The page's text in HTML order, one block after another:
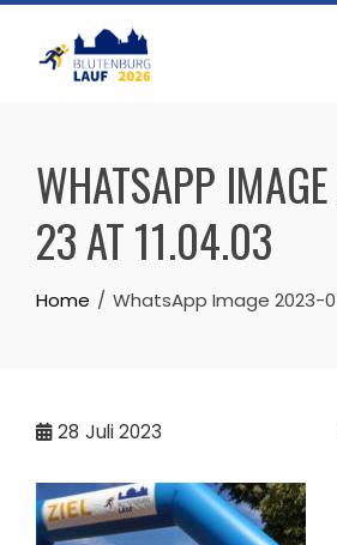
Skip
content
WHATSAPP
23 AT 11.04.03
Home WhatsApp Image 2023-
28 Juli 2023